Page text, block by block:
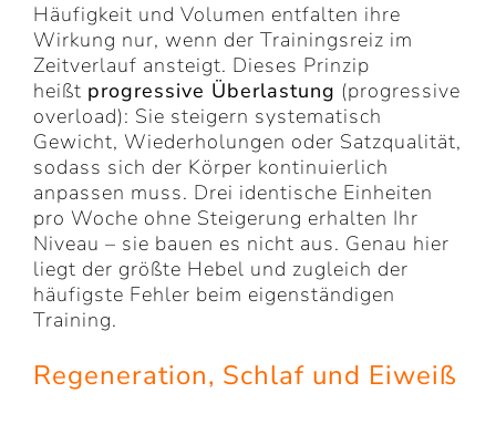
Häufigkeit und Volumen entfalten ihre
Wirkung nur, wenn der Trainingsreiz im
Zeitverlauf ansteigt. Dieses Prinzip
heißt progressive Überlastung (progressive
overload): Sie steigern systematisch
Gewicht, Wiederholungen oder Satzqualität,
sodass sich der Körper kontinuierlich
anpassen muss. Drei identische Einheiten
pro Woche ohne Steigerung erhalten Ihr
Niveau – sie bauen es nicht aus. Genau hier
liegt der größte Hebel und zugleich der
häufigste Fehler beim eigenständigen
Training.
Regeneration, Schlaf und Eiweiß